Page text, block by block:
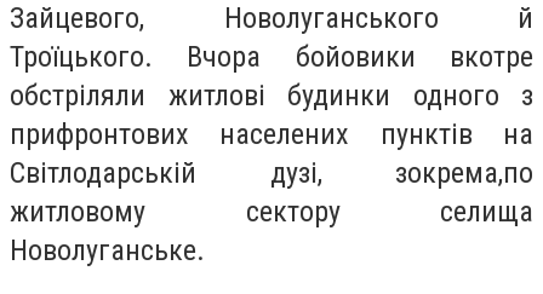
Зайцевого, Новолуганського й
Троїцького. Вчора бойовики вкотре
обстріляли житлові будинки одного з
прифронтових населених пунктів на
Світлодарській дузі, зокрема,по
житловому сектору селища
Новолуганське.